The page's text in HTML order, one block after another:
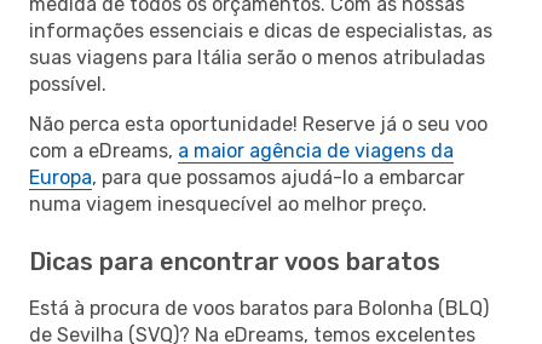
informações essenciais e dicas de especialistas, as
suas viagens para Itália serão o menos atribuladas
possível.
Não perca esta oportunidade! Reserve já o seu voo
com a eDreams, a maior agência de viagens da
Europa, para que possamos ajudá-lo a embarcar
numa viagem inesquecível ao melhor preço.
Dicas para encontrar voos baratos
Está à procura de voos baratos para Bolonha (BLQ)
de Sevilha (SVQ)? Na eDreams, temos excelentes